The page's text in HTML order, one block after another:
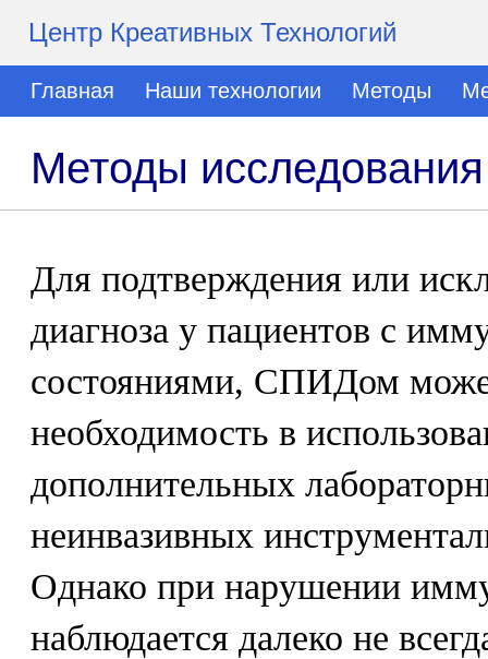
Центр Креативных Технологий
Главная Наши технологии Методы
Методы
Для подтверждения или
диагноза у пациентов с
состояниями, СПИДом
необходимость в
дополнительных
неинвазивных
Однако при нарушении
наблюдается далеко не